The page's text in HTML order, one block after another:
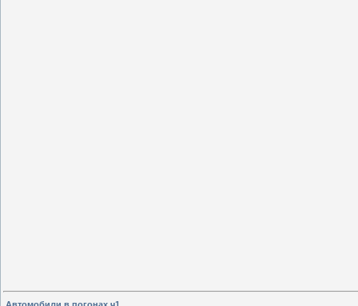
Автомобили в погонах ч1